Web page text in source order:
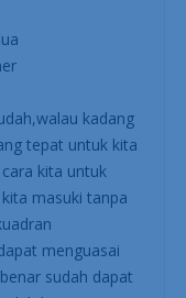
kadang
tepat untuk kita
kita untuk
masuki tanpa
menguasai
sudah dapat